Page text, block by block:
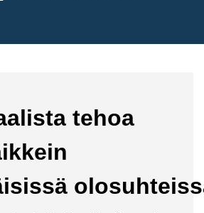
tehoa